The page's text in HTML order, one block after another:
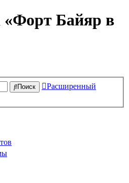
Байяр в
Поиск
Расширенный